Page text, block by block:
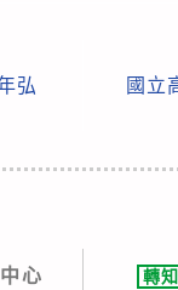
弘
國立
心
轉知